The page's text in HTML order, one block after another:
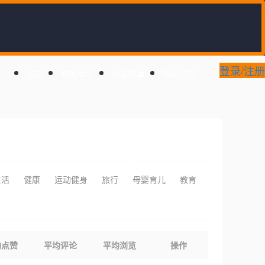
登录/注册
健康 运动健身 旅行 母婴育儿 教育
赞 平均评论 平均浏览 操作